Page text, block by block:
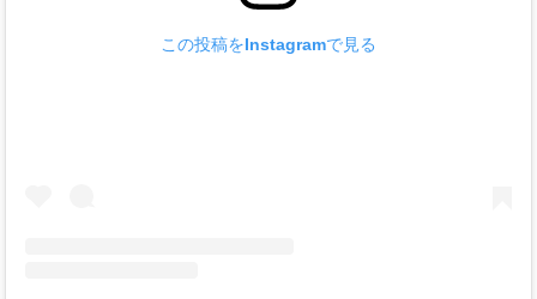
この投稿をInstagramで見る